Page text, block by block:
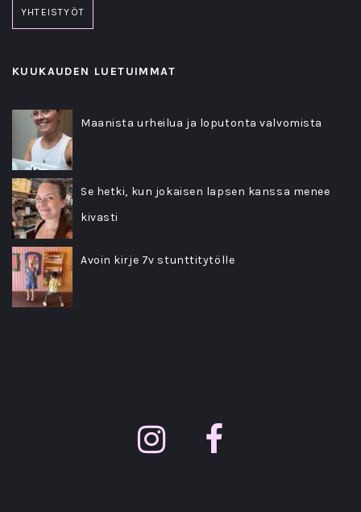
YHTEISTYÖT
KUUKAUDEN LUETUIMMAT
Maanista urheilua ja loputonta valvomista
Se hetki, kun jokaisen lapsen kanssa menee
kivasti
Avoin kirje 7v stunttitytölle